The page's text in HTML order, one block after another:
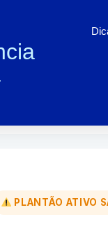
PLANTÃO ATIVO